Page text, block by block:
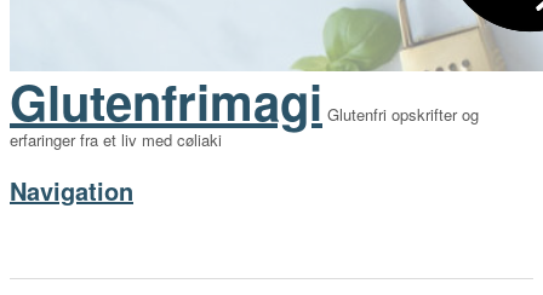
Glutenfrimagi Glutenfri opskrifter og
erfaringer fra et liv med cøliaki
Navigation